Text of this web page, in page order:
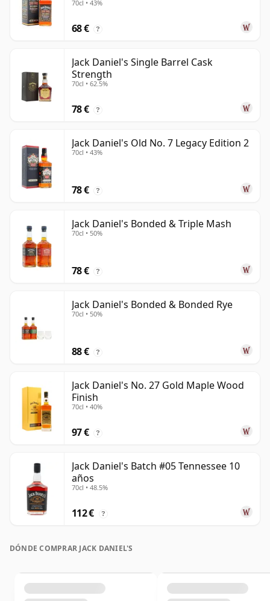
70cl • 43%
68 € ?
Jack Daniel's Single Barrel Cask
Strength
70cl • 62.5%
78 € ?
Jack Daniel's Old No. 7 Legacy Edition 2
70cl • 43%
78 € ?
Jack Daniel's Bonded & Triple Mash
70cl • 50%
78 € ?
Jack Daniel's Bonded & Bonded Rye
70cl • 50%
88 € ?
Jack Daniel's No. 27 Gold Maple Wood
Finish
70cl • 40%
97 € ?
Jack Daniel's Batch #05 Tennessee 10
años
70cl • 48.5%
112 € ?
DÓNDE COMPRAR JACK DANIEL'S